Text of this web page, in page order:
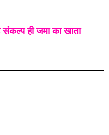
ही जमा का खाता